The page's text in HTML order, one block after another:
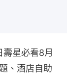
星必看8月
、酒店自助